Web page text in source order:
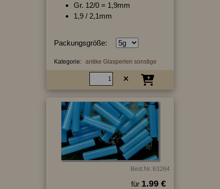
Gr. 12/0 = 1,9mm
1,9 / 2,1mm
Packungsgröße:
Kategorie: antike Glasperlen sonstige
Best.Nr.:63264
für 1.99 €